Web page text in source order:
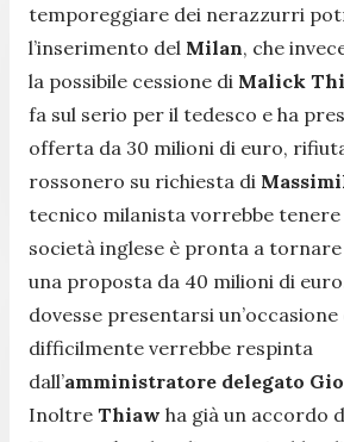
temporeggiare dei nerazzurri
l’inserimento del Milan, che
la possibile cessione di Malick
fa sul serio per il tedesco e ha
offerta da 30 milioni di euro,
rossonero su richiesta di
tecnico milanista vorrebbe tenere
società inglese è pronta a
una proposta da 40 milioni di
dovesse presentarsi
difficilmente verrebbe respinta
dall’amministratore delegato
Inoltre Thiaw ha già un accordo